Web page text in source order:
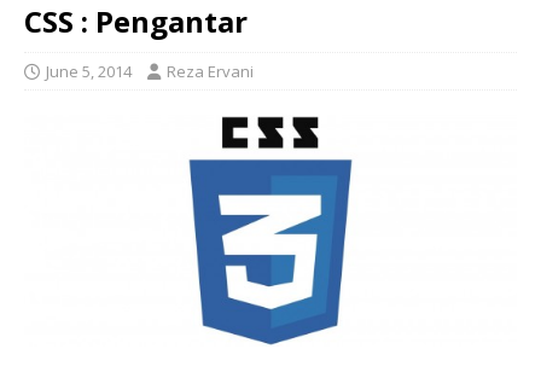
CSS : Pengantar
June 5, 2014 Reza Ervani